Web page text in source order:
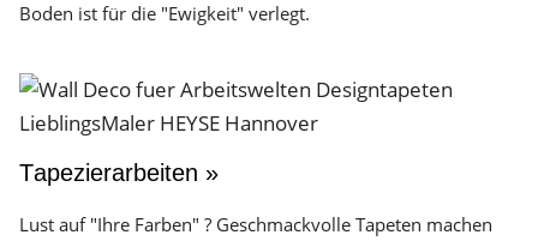
Boden ist für die "Ewigkeit" verlegt.
Tapezierarbeiten »
Lust auf "Ihre Farben" ? Geschmackvolle Tapeten machen